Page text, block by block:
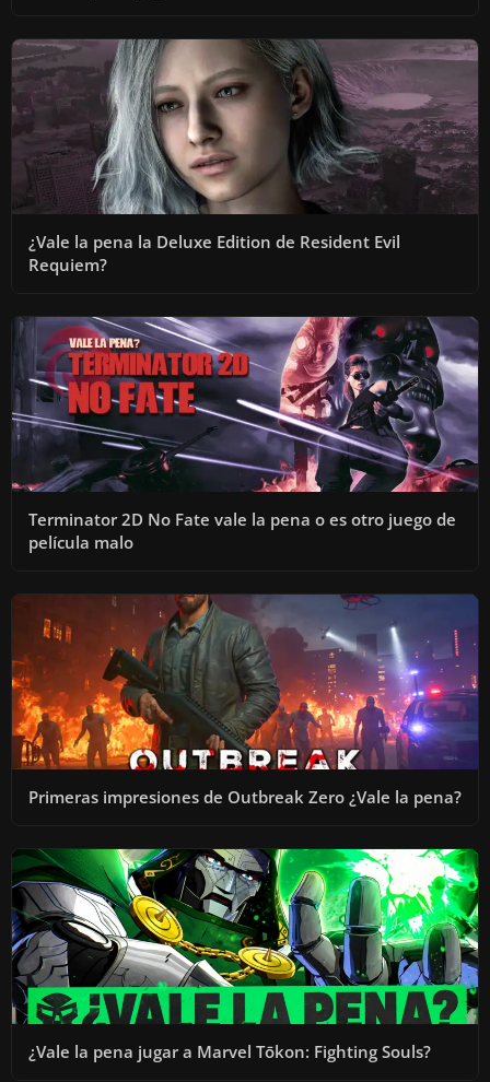
¿Vale la pena la Deluxe Edition de Resident Evil
Requiem?
Terminator 2D No Fate vale la pena o es otro juego de
película malo
Primeras impresiones de Outbreak Zero ¿Vale la pena?
¿Vale la pena jugar a Marvel Tōkon: Fighting Souls?